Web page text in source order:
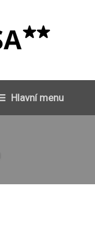
Hlavní menu